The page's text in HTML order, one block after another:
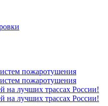
пожаротушения
пожаротушения
на лучших трассах России!
на лучших трассах России!